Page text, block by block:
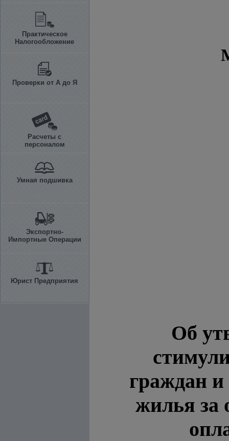
Практическое
Налогообложение
Проверки от А до Я
Расчеты с
персоналом
Умная подшивка
Экспортно-
Импортные Операции
Юрист Предприятия
Об
граждан и
жилья за